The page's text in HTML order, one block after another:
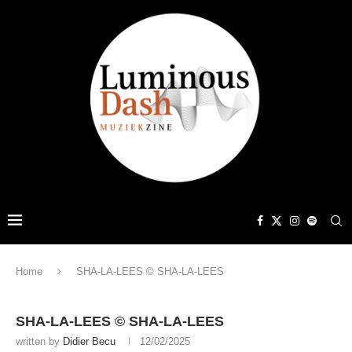
Home SHA-LA-LEES © SHA-LA-LEES
SHA-LA-LEES © SHA-LA-LEES
written by Didier Becu 12/02/2025